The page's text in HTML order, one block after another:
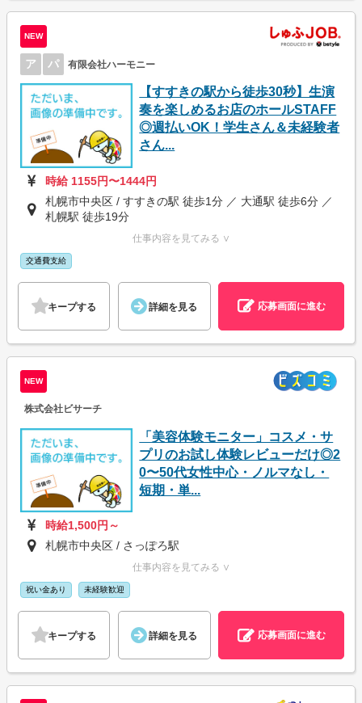
NEW
ア パ 有限会社ハーモニー
【すすきの駅から徒歩30秒】生演
奏を楽しめるお店のホールSTAFF
◎週払いOK！学生さん＆未経験者
さん...
時給 1155円〜1444円
札幌市中央区 / すすきの駅 徒歩1分 ／ 大通駅 徒歩6分 ／
札幌駅 徒歩19分
仕事内容を見てみる ∨
交通費支給
キープする 詳細を見る 応募画面に進む
NEW
株式会社ビサーチ
「美容体験モニター」コスメ・サ
プリのお試し体験レビューだけ◎2
0〜50代女性中心・ノルマなし・
短期・単...
時給1,500円～
札幌市中央区 / さっぽろ駅
仕事内容を見てみる ∨
祝い金あり 未経験歓迎
キープする 詳細を見る 応募画面に進む